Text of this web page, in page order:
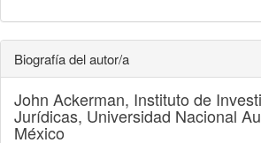
Biografía del autor/a
John Ackerman, Instituto de
Jurídicas, Universidad Nacional
México